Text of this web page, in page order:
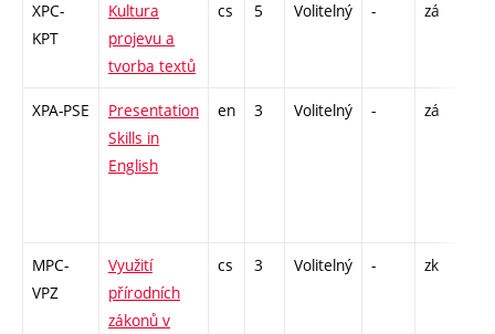
XPC-
KPT
Kultura
projevu a
tvorba textů
cs 5 Volitelný - zá
XPA-PSE
Presentation
Skills in
English
en 3 Volitelný - zá
MPC-
VPZ
Využití
přírodních
zákonů v
cs 3 Volitelný - zk